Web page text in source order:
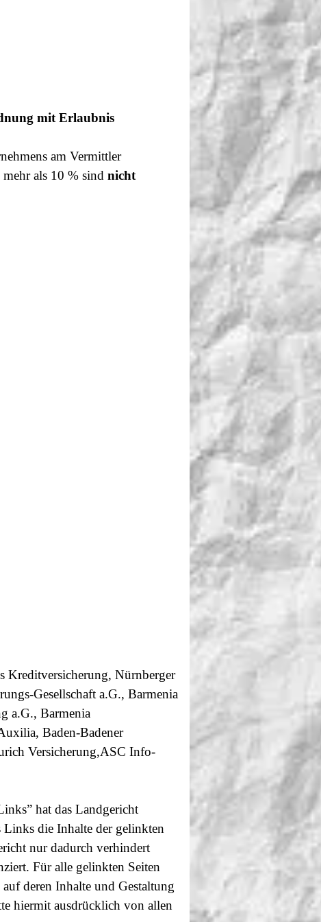
mit Erlaubnis
am Vermittler
als 10 % sind nicht
Kreditversicherung, Nürnberger
Gesellschaft a.G., Barmenia
a.G., Barmenia
Baden-Badener
Versicherung,ASC Info-
hat das Landgericht
Links die Inhalte der gelinkten
nur dadurch verhindert
Für alle gelinkten Seiten
deren Inhalte und Gestaltung
hiermit ausdrücklich von allen